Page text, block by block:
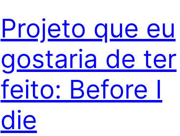
Projeto que eu
gostaria de ter
feito: Before I
die